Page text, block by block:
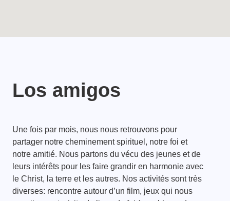
Los amigos
Une fois par mois, nous nous retrouvons pour
partager notre cheminement spirituel, notre foi et
notre amitié. Nous partons du vécu des jeunes et de
leurs intérêts pour les faire grandir en harmonie avec
le Christ, la terre et les autres. Nos activités sont très
diverses: rencontre autour d’un film, jeux qui nous